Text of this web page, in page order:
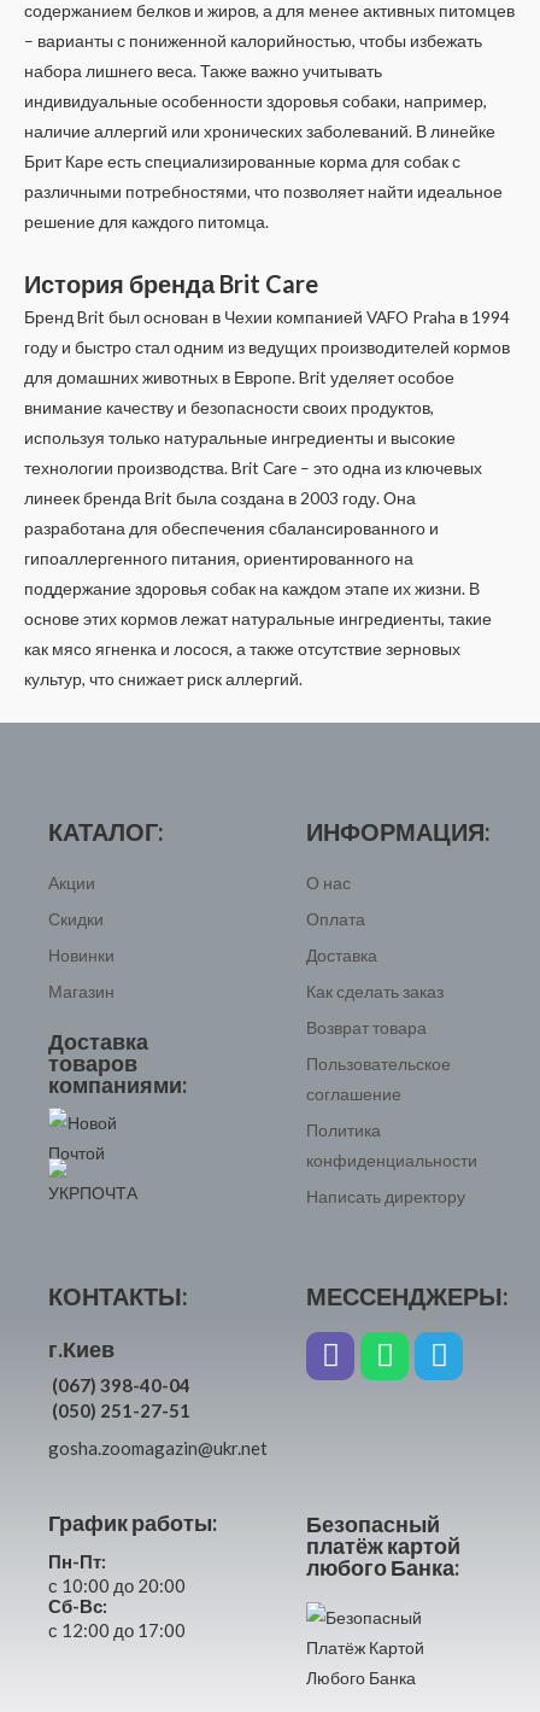
содержанием белков и жиров, а для менее активных питомцев
– варианты с пониженной калорийностью, чтобы избежать
набора лишнего веса. Также важно учитывать
индивидуальные особенности здоровья собаки, например,
наличие аллергий или хронических заболеваний. В линейке
Брит Каре есть специализированные корма для собак с
различными потребностями, что позволяет найти идеальное
решение для каждого питомца.
История бренда Brit Care
Бренд Brit был основан в Чехии компанией VAFO Praha в 1994
году и быстро стал одним из ведущих производителей кормов
для домашних животных в Европе. Brit уделяет особое
внимание качеству и безопасности своих продуктов,
используя только натуральные ингредиенты и высокие
технологии производства. Brit Care – это одна из ключевых
линеек бренда Brit была создана в 2003 году. Она
разработана для обеспечения сбалансированного и
гипоаллергенного питания, ориентированного на
поддержание здоровья собак на каждом этапе их жизни. В
основе этих кормов лежат натуральные ингредиенты, такие
как мясо ягненка и лосося, а также отсутствие зерновых
культур, что снижает риск аллергий.
КАТАЛОГ:
Акции
Скидки
Новинки
Магазин
Доставка
товаров
компаниями:
ИНФОРМАЦИЯ:
О нас
Оплата
Доставка
Как сделать заказ
Возврат товара
Пользовательское
соглашение
Политика
конфиденциальности
Написать директору
КОНТАКТЫ:
г.Киев
(067) 398-40-04
(050) 251-27-51
gosha.zoomagazin@ukr.net
График работы:
Пн-Пт:
с 10:00 до 20:00
Сб-Вс:
с 12:00 до 17:00
МЕССЕНДЖЕРЫ:
Безопасный
платёж картой
любого Банка: